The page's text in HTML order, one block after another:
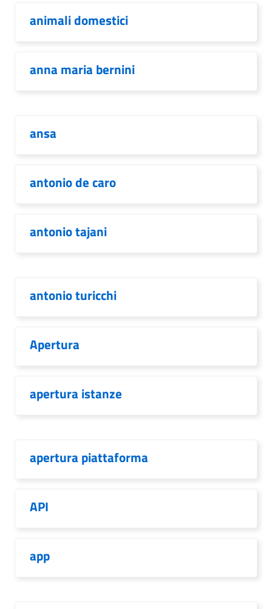
animali domestici
anna maria bernini
ansa
antonio de caro
antonio tajani
antonio turicchi
Apertura
apertura istanze
apertura piattaforma
API
app